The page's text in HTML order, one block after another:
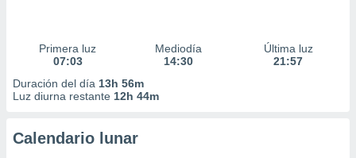
Primera luz
07:03
Mediodía
14:30
Última luz
21:57
Duración del día 13h 56m
Luz diurna restante 12h 44m
Calendario lunar